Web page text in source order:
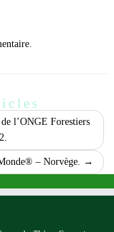
l’ONGE Forestiers
– Norvège. →